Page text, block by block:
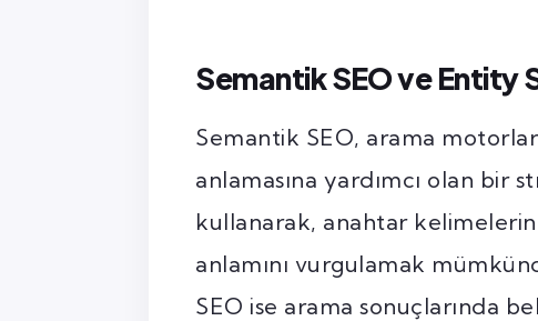
Semantik SEO ve Entity
Semantik SEO, arama
anlamasına yardımcı olan bir
kullanarak, anahtar
anlamını vurgulamak
SEO ise arama sonuçlarında